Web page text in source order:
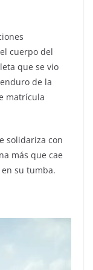
cuerpo del
que se vio
de la
matrícula
solidariza con
más que cae
en su tumba.